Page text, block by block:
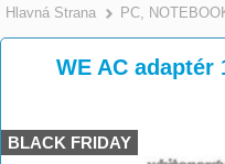
Hlavná Strana PC,
WE AC adaptér
BLACK FRIDAY